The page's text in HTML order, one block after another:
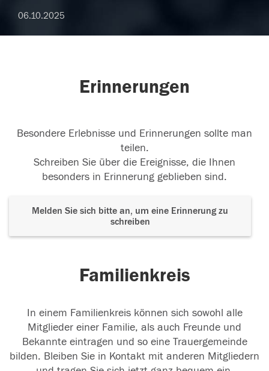
06.10.2025
Erinnerungen
Besondere Erlebnisse und Erinnerungen sollte man
teilen.
Schreiben Sie über die Ereignisse, die Ihnen
besonders in Erinnerung geblieben sind.
Melden Sie sich bitte an, um eine Erinnerung zu
schreiben
Familienkreis
In einem Familienkreis können sich sowohl alle
Mitglieder einer Familie, als auch Freunde und
Bekannte eintragen und so eine Trauergemeinde
bilden. Bleiben Sie in Kontakt mit anderen Mitgliedern